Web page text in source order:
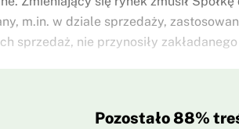
m.in. w dziale sprzedaży,
sprzedaż, nie przynosiły
Pozostało 88%